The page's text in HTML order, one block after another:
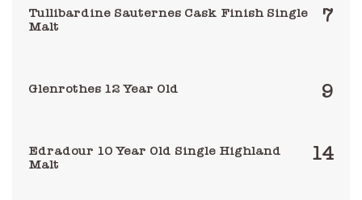
Tullibardine Sauternes Cask Finish Single
Malt
7
Glenrothes 12 Year Old 9
Edradour 10 Year Old Single Highland
Malt
14